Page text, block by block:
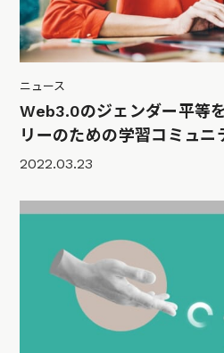
ニュース
Web3.0のジェンダー平等
リーのための学習コミュニ
2022.03.23